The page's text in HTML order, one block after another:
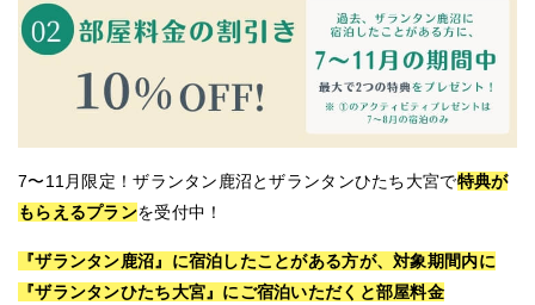
7〜11月限定！ザランタン鹿沼とザランタンひたち大宮で特典が
もらえるプランを受付中！
『ザランタン鹿沼』に宿泊したことがある方が、対象期間内に
『ザランタンひたち大宮』にご宿泊いただくと部屋料金